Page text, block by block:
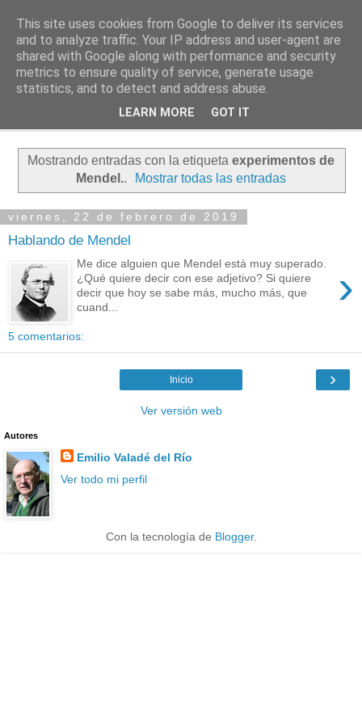
PASEANTE SILENCIOSO
Blog personal de Emilio Valadé del Río
Mostrando entradas con la etiqueta experimentos de
Mendel.. Mostrar todas las entradas
viernes, 22 de febrero de 2019
Hablando de Mendel
›
Me dice alguien que Mendel está muy superado.
¿Qué quiere decir con ese adjetivo? Si quiere
decir que hoy se sabe más, mucho más, que
cuand...
5 comentarios:
›
Inicio
Ver versión web
Autores
Emilio Valadé del Río
Ver todo mi perfil
Con la tecnología de Blogger.
This site uses cookies from Google to deliver its services
and to analyze traffic. Your IP address and user-agent are
shared with Google along with performance and security
metrics to ensure quality of service, generate usage
statistics, and to detect and address abuse.
LEARN MORE GOT IT